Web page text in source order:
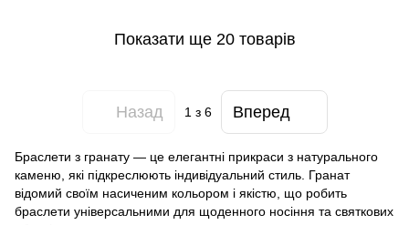
Показати ще 20 товарів
Назад 1з 6 Вперед
Браслети з гранату — це елегантні прикраси з натурального
каменю, які підкреслюють індивідуальний стиль. Гранат
відомий своїм насиченим кольором і якістю, що робить
браслети універсальними для щоденного носіння та святкових